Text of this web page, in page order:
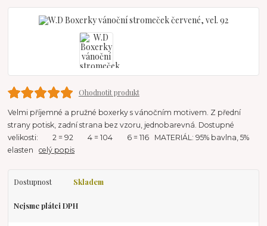
Ohodnotit produkt
Velmi příjemné a pružné boxerky s vánočním motivem. Z přední
strany potisk, zadní strana bez vzoru, jednobarevná. Dostupné
velikosti: 2 = 92 4 = 104 6 = 116 MATERIÁL: 95% bavlna, 5%
elastencelý popis
Dostupnost Skladem
Nejsme plátci DPH